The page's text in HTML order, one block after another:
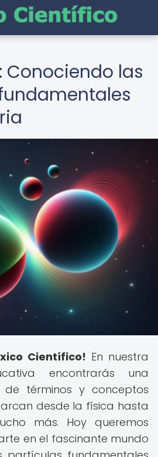
Conociendo las
Científico! En nuestra
encontrarás una
términos y conceptos
desde la física hasta
más. Hoy queremos
en el fascinante mundo